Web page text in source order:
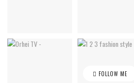
FOLLOW ME